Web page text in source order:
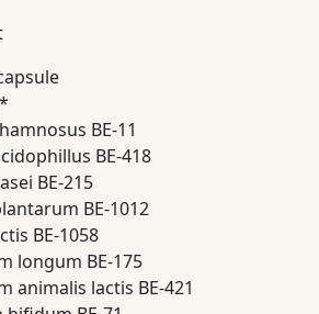
BE-11
BE-418
BE-215
BE-1012
BE-1058
longum BE-175
animalis lactis BE-421